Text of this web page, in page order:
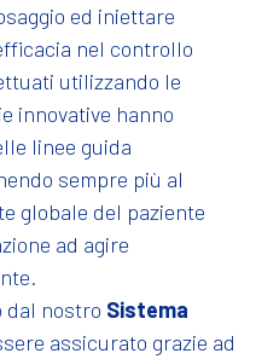
ed iniettare
nel controllo
utilizzando le
innovative hanno
linee guida
sempre più al
globale del paziente
ad agire
dal nostro Sistema
assicurato grazie ad